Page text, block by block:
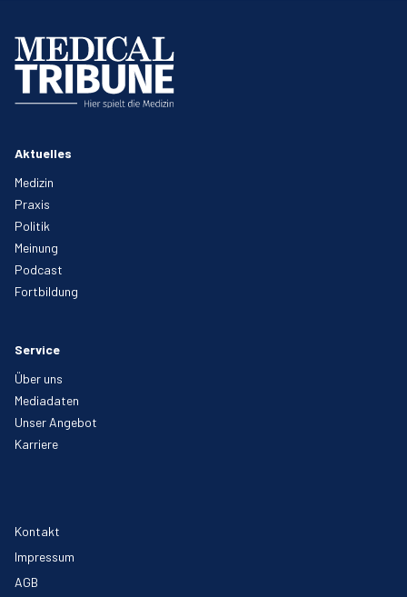
Aktuelles
Medizin
Praxis
Politik
Meinung
Podcast
Fortbildung
Service
Über uns
Mediadaten
Unser Angebot
Karriere
Kontakt
Impressum
AGB